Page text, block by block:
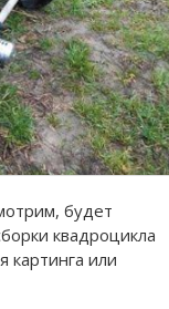
будет
квадроцикла
картинга или